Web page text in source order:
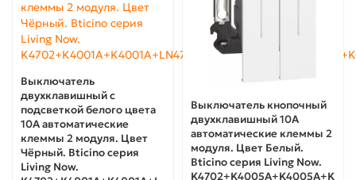
Выключатель
двухклавишный с
подсветкой белого цвета
10А автоматические
клеммы 2 модуля. Цвет
Чёрный. Bticino серия
Living Now.
Выключатель кнопочный
двухклавишный 10А
автоматические клеммы 2
модуля. Цвет Белый.
Bticino серия Living Now.
K4702+K4005A+K4005A+K